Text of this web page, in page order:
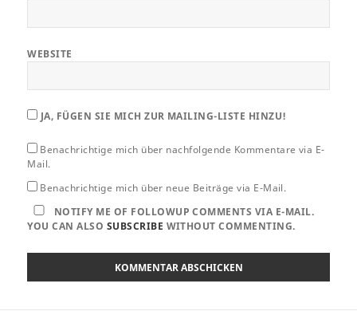
WEBSITE
JA, FÜGEN SIE MICH ZUR MAILING-LISTE HINZU!
Benachrichtige mich über nachfolgende Kommentare via E-
Mail.
Benachrichtige mich über neue Beiträge via E-Mail.
NOTIFY ME OF FOLLOWUP COMMENTS VIA E-MAIL.
YOU CAN ALSO SUBSCRIBE WITHOUT COMMENTING.